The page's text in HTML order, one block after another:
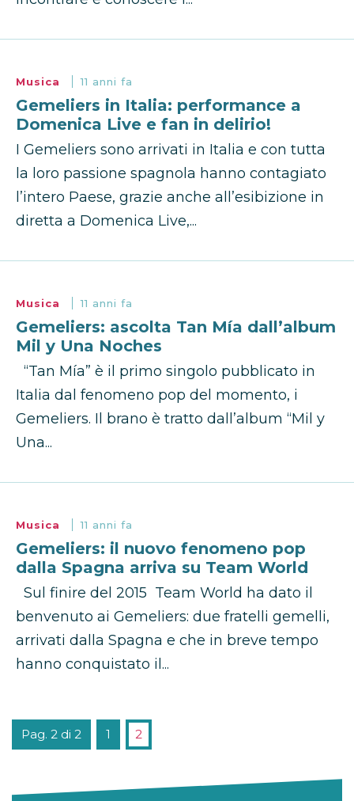
Musica 11 anni fa
Gemeliers in Italia: performance a
Domenica Live e fan in delirio!
I Gemeliers sono arrivati in Italia e con tutta
la loro passione spagnola hanno contagiato
l’intero Paese, grazie anche all’esibizione in
diretta a Domenica Live,...
Musica 11 anni fa
Gemeliers: ascolta Tan Mía dall’album
Mil y Una Noches
“Tan Mía” è il primo singolo pubblicato in
Italia dal fenomeno pop del momento, i
Gemeliers. Il brano è tratto dall’album “Mil y
Una...
Musica 11 anni fa
Gemeliers: il nuovo fenomeno pop
dalla Spagna arriva su Team World
Sul finire del 2015 Team World ha dato il
benvenuto ai Gemeliers: due fratelli gemelli,
arrivati dalla Spagna e che in breve tempo
hanno conquistato il...
Pag. 2 di 2 1 2